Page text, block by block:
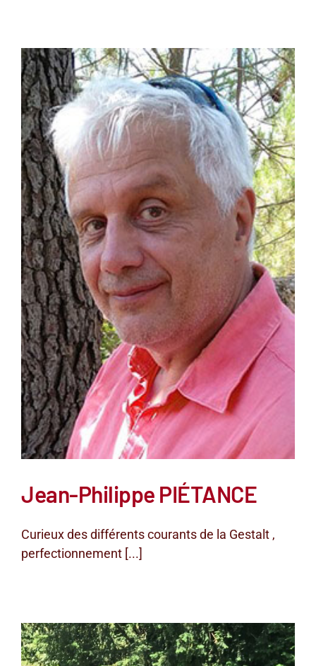
Jean-Philippe PIÉTANCE
Curieux des différents courants de la Gestalt ,
perfectionnement [...]